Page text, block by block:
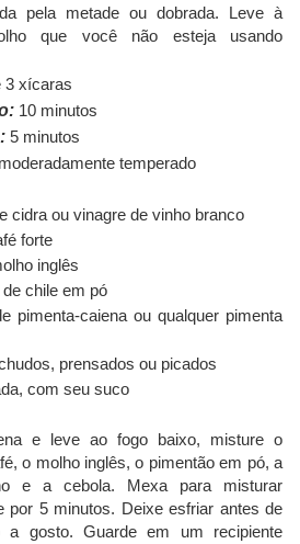
pela metade ou dobrada. Leve à
que você não esteja usando
3 xícaras
10 minutos
5 minutos
moderadamente temperado
cidra ou vinagre de vinho branco
forte
inglês
chile em pó
pimenta-caiena ou qualquer pimenta
prensados ​​ou picados
com seu suco
e leve ao fogo baixo, misture o
o molho inglês, o pimentão em pó, a
e a cebola. Mexa para misturar
por 5 minutos. Deixe esfriar antes de
a gosto. Guarde em um recipiente